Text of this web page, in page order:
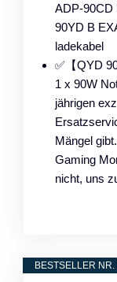
ADP-90CD
90YD B
ladekabel
✅【QYD
1 x 90W
jährigen
Mängel
Gaming
nicht, uns
BESTSELLER NR.